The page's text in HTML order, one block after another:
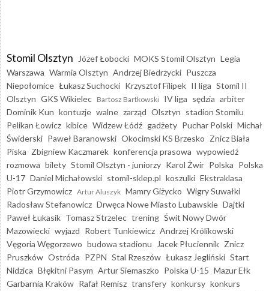
Stomil Olsztyn Józef Łobocki MOKS Stomil Olsztyn Legia
Warszawa Warmia Olsztyn Andrzej Biedrzycki Puszcza
Niepołomice Łukasz Suchocki Krzysztof Filipek II liga Stomil II
Olsztyn GKS Wikielec Bartosz Bartkowski IV liga sędzia arbiter
Dominik Kun kontuzje walne zarząd Olsztyn stadion Stomilu
Pelikan Łowicz kibice Widzew Łódź gadżety Puchar Polski Michał
Świderski Paweł Baranowski Okocimski KS Brzesko Znicz Biała
Piska Zbigniew Kaczmarek konferencja prasowa wypowiedź
rozmowa bilety Stomil Olsztyn - juniorzy Karol Żwir Polska Polska
U-17 Daniel Michałowski stomil-sklep.pl koszulki Ekstraklasa
Piotr Grzymowicz Artur Aluszyk Mamry Giżycko Wigry Suwałki
Radosław Stefanowicz Drwęca Nowe Miasto Lubawskie Dajtki
Paweł Łukasik Tomasz Strzelec trening Świt Nowy Dwór
Mazowiecki wyjazd Robert Tunkiewicz Andrzej Królikowski
Vęgoria Węgorzewo budowa stadionu Jacek Płuciennik Znicz
Pruszków Ostróda PZPN Stal Rzeszów Łukasz Jegliński Start
Nidzica Błękitni Pasym Artur Siemaszko Polska U-15 Mazur Ełk
Garbarnia Kraków Rafał Remisz transfery konkursy konkurs